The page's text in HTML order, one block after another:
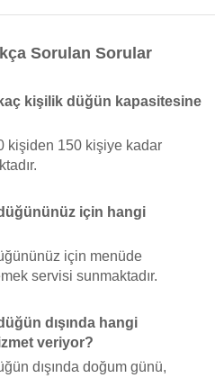
Sorulan Sorular
kişilik düğün kapasitesine
kişiden 150 kişiye kadar
için hangi
için menüde
servisi sunmaktadır.
dışında hangi
veriyor?
dışında doğum günü,